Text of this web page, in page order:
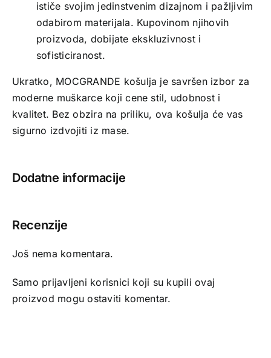
ističe svojim jedinstvenim dizajnom i pažljivim
odabirom materijala. Kupovinom njihovih
proizvoda, dobijate ekskluzivnost i
sofisticiranost.
Ukratko, MOCGRANDE košulja je savršen izbor za
moderne muškarce koji cene stil, udobnost i
kvalitet. Bez obzira na priliku, ova košulja će vas
sigurno izdvojiti iz mase.
Dodatne informacije
Recenzije
Još nema komentara.
Samo prijavljeni korisnici koji su kupili ovaj
proizvod mogu ostaviti komentar.